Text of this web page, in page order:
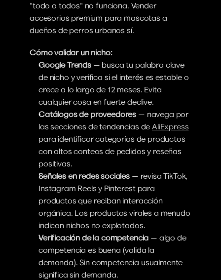
"todo a todos" no funciona. Vender
accesorios premium para mascotas a
dueños de perros urbanos sí.
Cómo validar un nicho:
Google Trends — busca tu palabra clave
de nicho y verifica si el interés es estable o
crece a lo largo de 12 meses. Evita
cualquier cosa en fuerte declive.
Catálogos de proveedores — navega por
las secciones de tendencias de AliExpress
para identificar categorías de productos
con altos conteos de pedidos y reseñas
positivas.
Señales en redes sociales — revisa TikTok,
Instagram Reels y Pinterest para
productos que reciban interacción
orgánica. Los productos virales a menudo
indican nichos no explotados.
Verificación de la competencia — algo de
competencia es buena (valida la
demanda). Sin competencia usualmente
significa sin demanda.